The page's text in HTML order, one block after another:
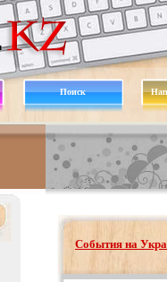
Поиск
События на